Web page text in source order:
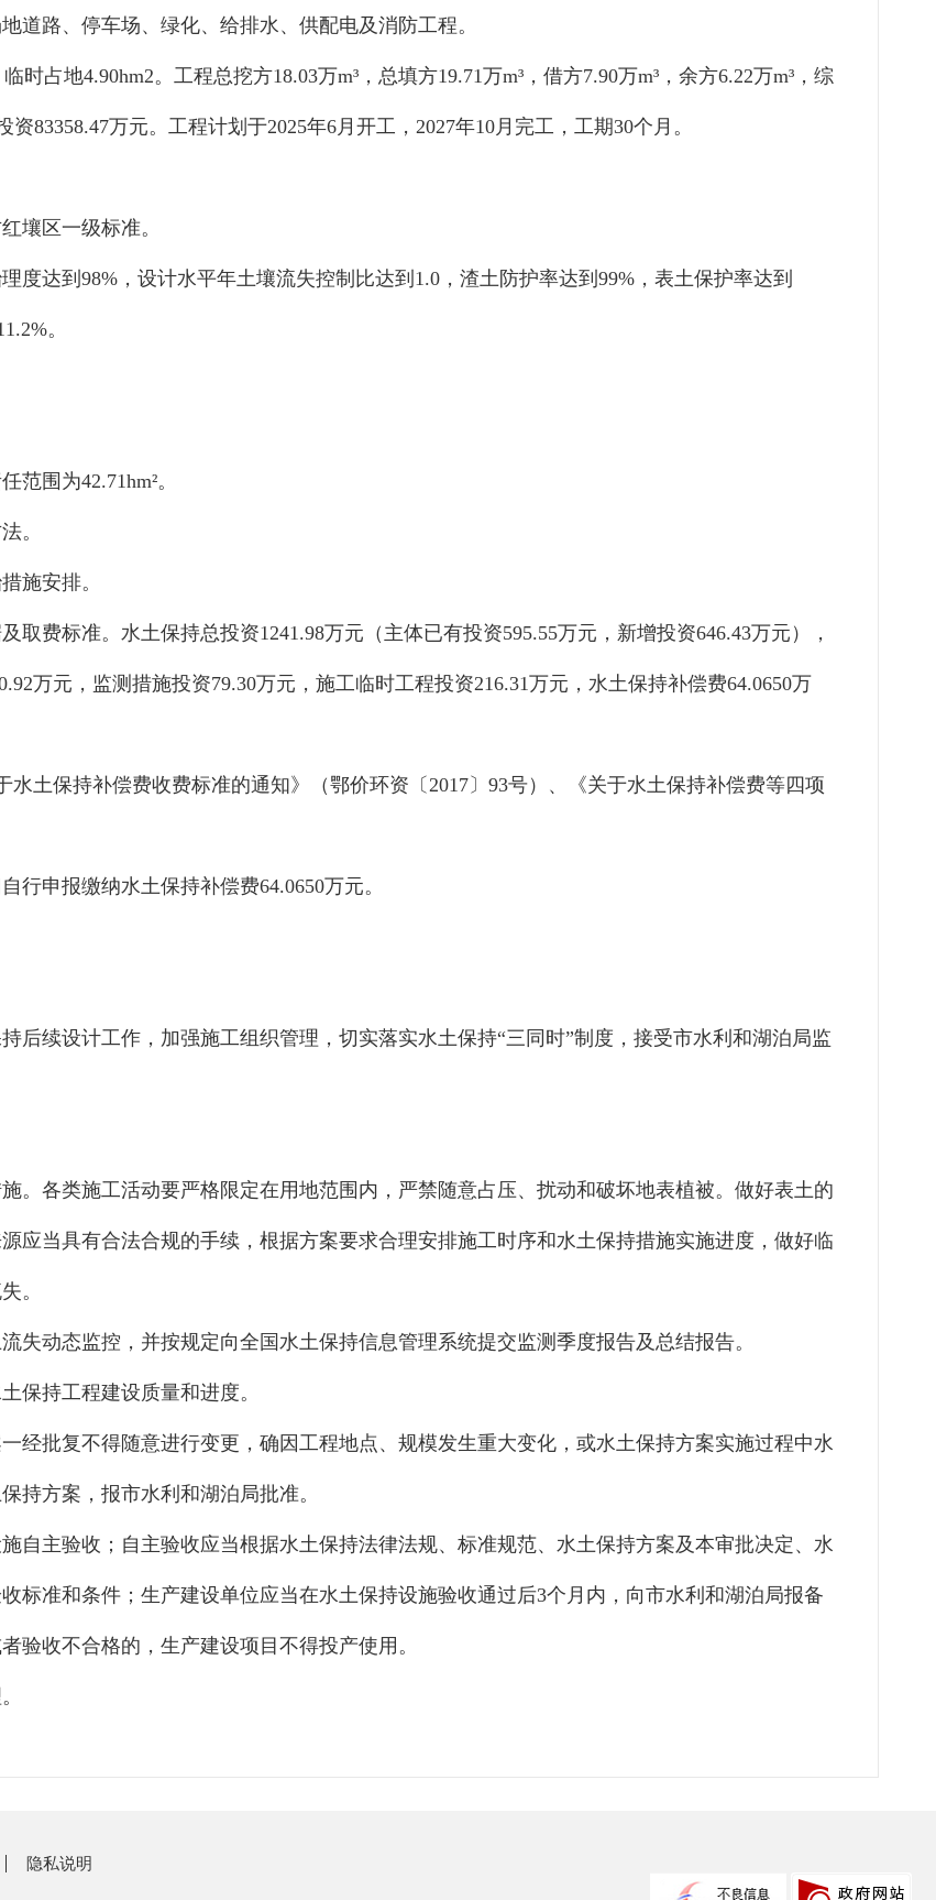
道路、停车场、绿化、给排水、供配电及消防工程。
临时占地4.90hm2。 工程总挖方18.03万m³ ，总填方19.71万m³ ， 借方7.90万m³ ， 余方6.22万m³ ，综
资83358.47万元。工程计划 于2025年6月开工， 2027年10月完工， 工期30个月 。
壤区一级标准。
度达到 98% ，设计水平年土壤流失控制比达到 1.0 ，渣土防护率达到 99% ，表土保护率达到
%。
范围为42.71hm²。
。
施安排。
取费标准。水土保持总投资1241.98万元 （ 主体已有投资595.55万元 ， 新增投资646.43万元 ） ，
万元， 监测措施投资79.30万元，施工临时工程投资216.31万元，水土保持补偿费64.0650万
水土保持补偿费收费标准的通知》（鄂价环资〔 2017 〕 93号）、《关于水土保持补偿费等四项
行申报缴纳水土保持补偿费64.0650万元。
后续设计工作， 加强施工组织管理， 切实落实水土保持“三同时”制度，接受市水利和湖泊局监
。各类施工活动要严格限定在用地范围内，严禁随意占压、扰动和破坏地表植被。做好表土的
应当具有合法合规的手续，根据方案要求合理安排施工时序和水土保持措施实施进度，做好临
。
失动态监控，并按规定向全国水土保持信息管理系统提交监测季度报告及总结报告。
保持工程建设质量和进度。
经批复不得随意进行变更，确因工程地点、规模发生重大变化，或水土保持方案实施过程中水
持方案 ，报市水利和湖泊局批准。
自主验收；自主验收应当根据水土保持法律法规、标准规范、水土保持方案及本审批决定、水
标准和条件；生产建设单位应当在水土保持设施验收通过后3个月内，向市水利和湖泊局报备
验收不合格的，生产建设项目不得投产使用 。
隐私说明